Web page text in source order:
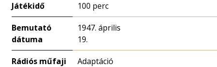
Játékidő 100 perc
Bemutató
dátuma
1947. április
19.
Rádiós műfaji
Adaptáció